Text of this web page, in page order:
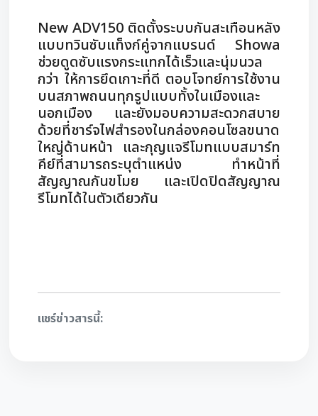
New ADV150 ติดตั้งระบบกันสะเทือนหลัง
แบบทวินซับแท็งก์คู่จากแบรนด์ Showa
ช่วยดูดซับแรงกระแทกได้เร็วและนุ่มนวล
กว่า ให้การยึดเกาะที่ดี ตอบโจทย์การใช้งาน
บนสภาพถนนทุกรูปแบบทั้งในเมืองและ
นอกเมือง และยังมอบความสะดวกสบาย
ด้วยที่ชาร์จไฟสำรองในกล่องคอนโซลขนาด
ใหญ่ด้านหน้า และกุญแจรีโมทแบบสมาร์ท
คีย์ที่สามารถระบุตำแหน่ง ทำหน้าที่
สัญญาณกันขโมย และเปิดปิดสัญญาณ
รีโมทได้ในตัวเดียวกัน
แชร์ข่าวสารนี้: